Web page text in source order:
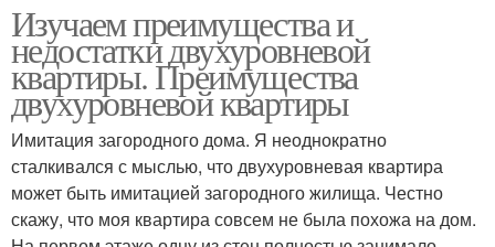
Изучаем преимущества и
недостатки двухуровневой
квартиры. Преимущества
двухуровневой квартиры
Имитация загородного дома. Я неоднократно
сталкивался с мыслью, что двухуровневая квартира
может быть имитацией загородного жилища. Честно
скажу, что моя квартира совсем не была похожа на дом.